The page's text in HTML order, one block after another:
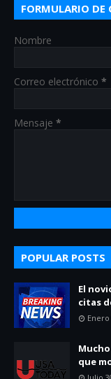
FORMULARIO DE
Nombre
Correo electrónico *
Mensaje *
POPULAR POSTS
El
citas
Enero
que
Julio